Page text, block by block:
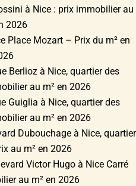
à Nice : prix immobilier au
2026
Place Mozart – Prix du m² en
Berlioz à Nice, quartier des
au m² en 2026
Guiglia à Nice, quartier des
au m² en 2026
Dubouchage à Nice, quartier
au m² en 2026
Victor Hugo à Nice Carré
au m² en 2026